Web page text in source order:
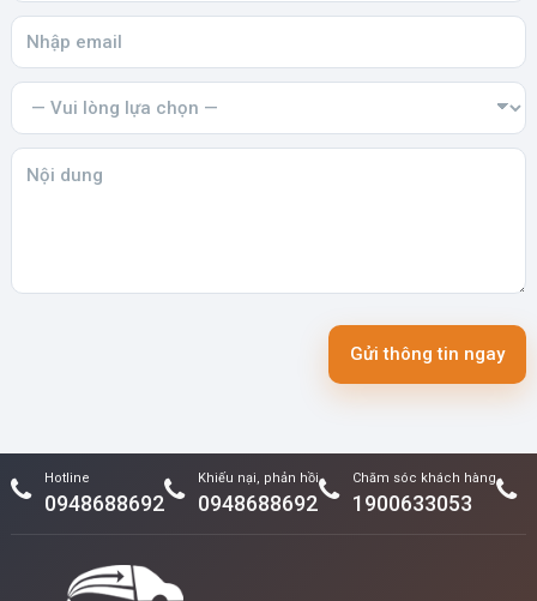
Gửi thông tin ngay
Hotline
0948688692
Khiếu nại, phản hồi
0948688692
Chăm sóc khách hàng
1900633053